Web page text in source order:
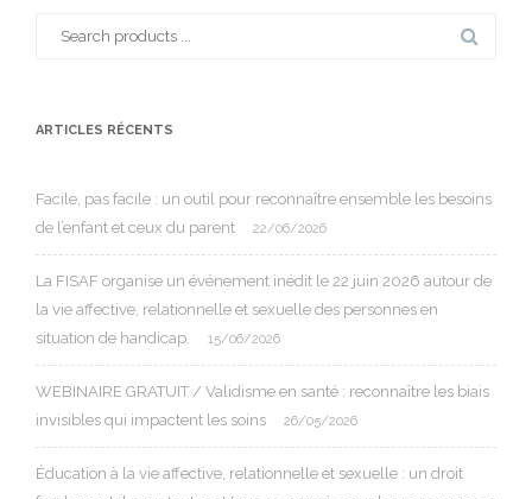
ARTICLES RÉCENTS
Facile, pas facile : un outil pour reconnaître ensemble les besoins
de l’enfant et ceux du parent
22/06/2026
La FISAF organise un événement inédit le 22 juin 2026 autour de
la vie affective, relationnelle et sexuelle des personnes en
situation de handicap.
15/06/2026
WEBINAIRE GRATUIT / Validisme en santé : reconnaître les biais
invisibles qui impactent les soins
26/05/2026
Éducation à la vie affective, relationnelle et sexuelle : un droit